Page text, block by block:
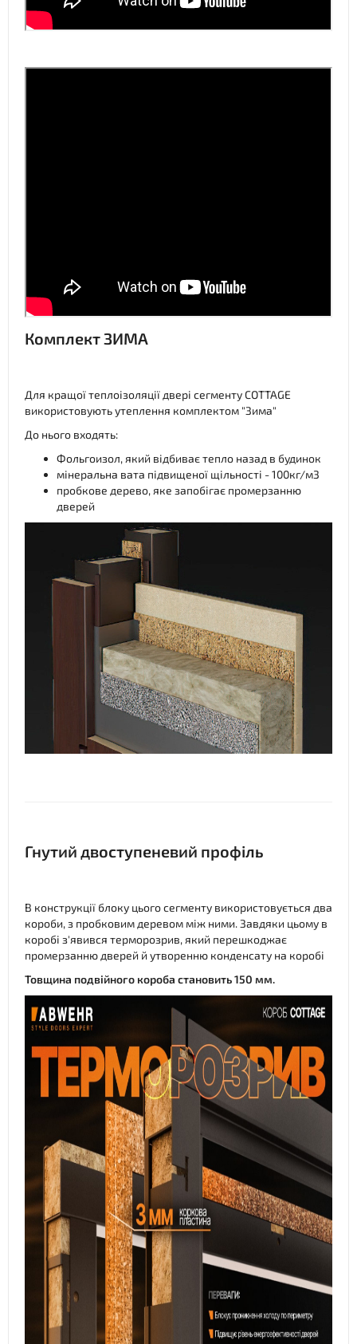
Комплект ЗИМА
Для кращої теплоізоляції двері сегменту COTTAGE
використовують утеплення комплектом "Зима"
До нього входять:
Фольгоизол, який відбиває тепло назад в будинок
мінеральна вата підвищеної щільності - 100кг/м3
пробкове дерево, яке запобігає промерзанню
дверей
Гнутий двоступеневий профіль
В конструкції блоку цього сегменту використовується два
короби, з пробковим деревом між ними. Завдяки цьому в
коробі з'явився терморозрив, який перешкоджає
промерзанню дверей й утворенню конденсату на коробі
Товщина подвійного короба становить 150 мм.